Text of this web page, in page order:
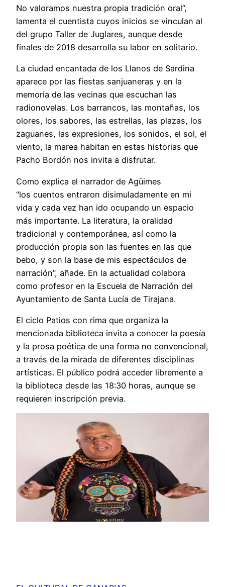
No valoramos nuestra propia tradición oral”,
lamenta el cuentista cuyos inicios se vinculan al
del grupo Taller de Juglares, aunque desde
finales de 2018 desarrolla su labor en solitario.
La ciudad encantada de los Llanos de Sardina
aparece por las fiestas sanjuaneras y en la
memoria de las vecinas que escuchan las
radionovelas. Los barrancos, las montañas, los
olores, los sabores, las estrellas, las plazas, los
zaguanes, las expresiones, los sonidos, el sol, el
viento, la marea habitan en estas historias que
Pacho Bordón nos invita a disfrutar.
Como explica el narrador de Agüimes
“los cuentos entraron disimuladamente en mi
vida y cada vez han ido ocupando un espacio
más importante. La literatura, la oralidad
tradicional y contemporánea, así como la
producción propia son las fuentes en las que
bebo, y son la base de mis espectáculos de
narración”, añade. En la actualidad colabora
como profesor en la Escuela de Narración del
Ayuntamiento de Santa Lucía de Tirajana.
El ciclo Patios con rima que organiza la
mencionada biblioteca invita a conocer la poesía
y la prosa poética de una forma no convencional,
a través de la mirada de diferentes disciplinas
artísticas. El público podrá acceder libremente a
la biblioteca desde las 18:30 horas, aunque se
requieren inscripción previa.